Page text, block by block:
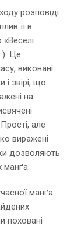
розповіді
її в
Це
виконані
звірі, що
на
але
виражені
дозволяють
манґа.
манґа
поховані